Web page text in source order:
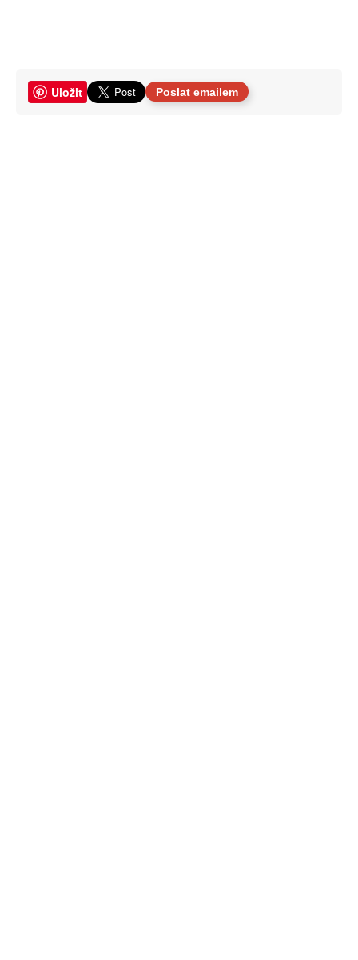
Uložit Poslat emailem